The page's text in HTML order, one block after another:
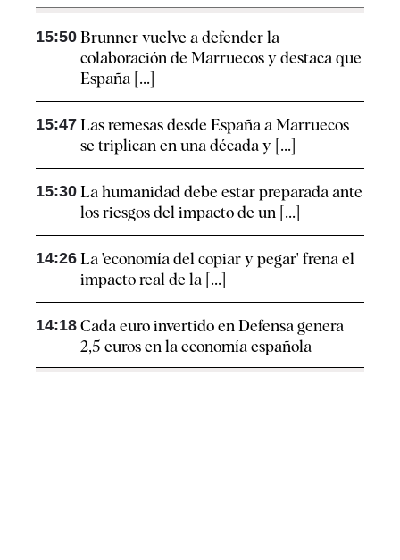
15:50 Brunner vuelve a defender la
colaboración de Marruecos y destaca que
España [...]
15:47 Las remesas desde España a Marruecos
se triplican en una década y [...]
15:30 La humanidad debe estar preparada ante
los riesgos del impacto de un [...]
14:26 La 'economía del copiar y pegar' frena el
impacto real de la [...]
14:18 Cada euro invertido en Defensa genera
2,5 euros en la economía española